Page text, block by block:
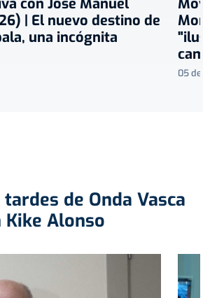
con José Manuel
| El nuevo destino de
una incógnita
05
tardes de Onda Vasca
Kike Alonso